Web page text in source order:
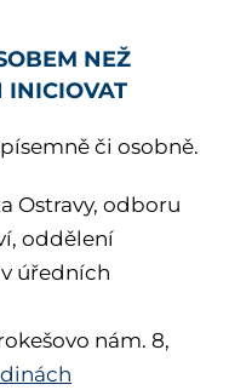
NEŽ
INICIOVAT
či osobně.
Ostravy, odboru
oddělení
úředních
nám. 8,